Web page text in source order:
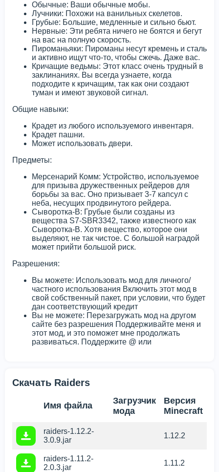
Обычные: Ваши обычные мобы.
Лучники: Похожи на ванильных скелетов.
Грубые: Большие, медленные и сильно бьют.
Нервные: Эти ребята ничего не боятся и бегут
на вас на полную скорость.
Пироманьяки: Пироманы несут кремень и сталь
и активно ищут что-то, чтобы сжечь. Даже вас.
Кричащие ведьмы: Этот класс очень трудный в
заклинаниях. Вы всегда узнаете, когда
подходите к кричащим, так как они создают
туман и имеют звуковой сигнал.
Общие навыки:
Крадет из любого используемого инвентаря.
Крадет пашни.
Может использовать двери.
Предметы:
Мерсенарий Комм: Устройство, используемое
для призыва дружественных рейдеров для
борьбы за вас. Оно призывает 3-7 капсул с
неба, несущих продвинутого рейдера.
Сыворотка-В: Грубые были созданы из
вещества S7-SBR3342, также известного как
Сыворотка-В. Хотя вещество, которое они
выделяют, не так чистое. С большой наградой
может прийти большой риск.
Разрешения:
Вы можете: Использовать мод для личного/
частного использования Включить этот мод в
свой собственный пакет, при условии, что будет
дан соответствующий кредит
Вы не можете: Перезагружать мод на другом
сайте без разрешения Поддерживайте меня и
этот мод, и это поможет мне продолжать
развиваться. Поддержите @ или
Скачать Raiders
Имя файла
Загрузчик
мода
Версия
Minecraft
raiders-1.12.2-
3.0.9.jar
1.12.2
raiders-1.11.2-
2.0.3.jar
1.11.2